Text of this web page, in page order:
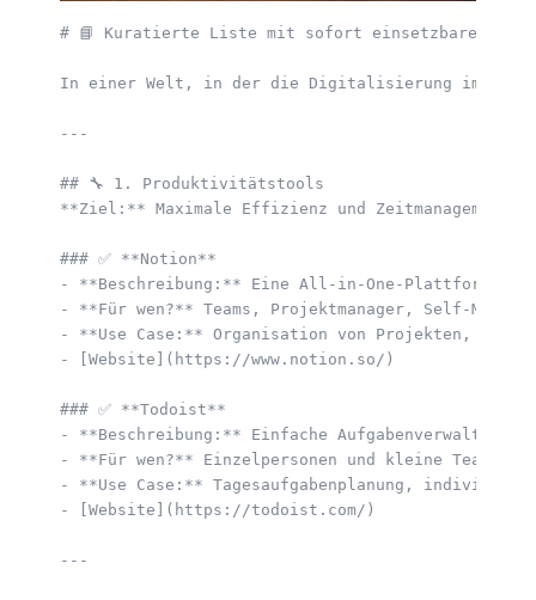
# 📘 Kuratierte Liste mit sofort einsetzbaren
In einer Welt, in der die Digitalisierung immer
---
## 🔧 1. Produktivitätstools
**Ziel:** Maximale Effizienz und
### ✅ **Notion**
- **Beschreibung:** Eine All-in-One-Plattform für
- **Für wen?** Teams, Projektmanager, Self-
- **Use Case:** Organisation von Projekten,
- [Website](https://www.notion.so/)
### ✅ **Todoist**
- **Beschreibung:** Einfache
- **Für wen?** Einzelpersonen und kleine Teams.
- **Use Case:** Tagesaufgabenplanung,
- [Website](https://todoist.com/)
---